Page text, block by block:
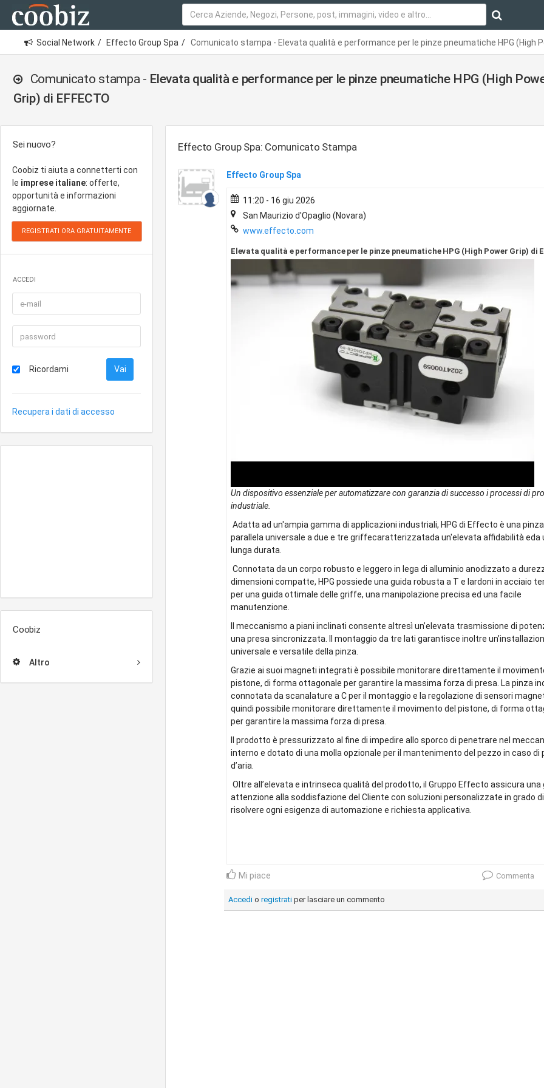
Social Network Effecto Group Spa Comunicato stampa - Elevata qualità e performance per le pinze pneumatiche HPG (High
Comunicato stampa - Elevata qualità e performance per le pinze pneumatiche HPG (High
Grip) di EFFECTO
Sei nuovo?
Coobiz ti aiuta a connetterti con
le imprese italiane: offerte,
opportunità e informazioni
aggiornate.
ACCEDI
Ricordami
Recupera i dati di accesso
Coobiz
Altro
Effecto Group Spa: Comunicato Stampa
Effecto Group Spa
11:20 - 16 giu 2026
San Maurizio d'Opaglio (Novara)
www.effecto.com
Elevata qualità e performance per le pinze pneumatiche HPG (High Power Grip) di
Un dispositivo essenziale per automatizzare con garanzia di successo i processi di
industriale.
Adatta ad un'ampia gamma di applicazioni industriali, HPG di Effecto è una pinza
parallela universale a due e tre griffecaratterizzatada un'elevata affidabilità eda
lunga durata.
Connotata da un corpo robusto e leggero in lega di alluminio anodizzato a
dimensioni compatte, HPG possiede una guida robusta a T e lardoni in acciaio
per una guida ottimale delle griffe, una manipolazione precisa ed una facile
manutenzione.
Il meccanismo a piani inclinati consente altresì un’elevata trasmissione di
una presa sincronizzata. Il montaggio da tre lati garantisce inoltre
universale e versatile della pinza.
Grazie ai suoi magneti integrati è possibile monitorare direttamente il
pistone, di forma ottagonale per garantire la massima forza di presa. La pinza
connotata da scanalature a C per il montaggio e la regolazione di sensori
quindi possibile monitorare direttamente il movimento del pistone, di forma
per garantire la massima forza di presa.
Il prodotto è pressurizzato al fine di impedire allo sporco di penetrare nel
interno e dotato di una molla opzionale per il mantenimento del pezzo in caso di
d’aria.
Oltre all’elevata e intrinseca qualità del prodotto, il Gruppo Effecto assicura una
attenzione alla soddisfazione del Cliente con soluzioni personalizzate in grado di
risolvere ogni esigenza di automazione e richiesta applicativa.
Mi piace Commenta
Accedi o registrati per lasciare un commento